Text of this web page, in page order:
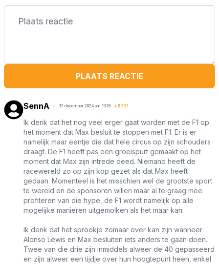
PLAATS REACTIE
SennA 17 december 2024 om 16:18 + 8721
Ik denk dat het nog veel erger gaat worden met de F1 op
het moment dat Max besluit te stoppen met F1. Er is er
namelijk maar eentje die dat hele circus op zijn schouders
draagt. De F1 heeft pas een groeispurt gemaakt op het
moment dat Max zijn intrede deed. Niemand heeft de
racewereld zo op zijn kop gezet als dat Max heeft
gedaan. Momenteel is het misschien wel de grootste sport
te wereld en de sponsoren willen maar al te graag mee
profiteren van die hype, de F1 wordt namelijk op alle
mogelijke manieren uitgemolken als het maar kan.
Ik denk dat het sprookje zomaar over kan zijn wanneer
Alonso Lewis en Max besluiten iets anders te gaan doen.
Twee van die drie zijn inmiddels alweer de 40 gepasseerd
en zijn alweer een tijdje over hun hoogtepunt heen, enkel